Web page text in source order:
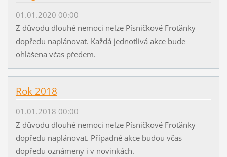
01.01.2020 00:00
Z důvodu dlouhé nemoci nelze Písničkové Froťánky
dopředu naplánovat. Každá jednotlivá akce bude
ohlášena včas předem.
Rok 2018
01.01.2018 00:00
Z důvodu dlouhé nemoci nelze Písničkové Froťánky
dopředu naplánovat. Případné akce budou včas
dopředu oznámeny i v novinkách.